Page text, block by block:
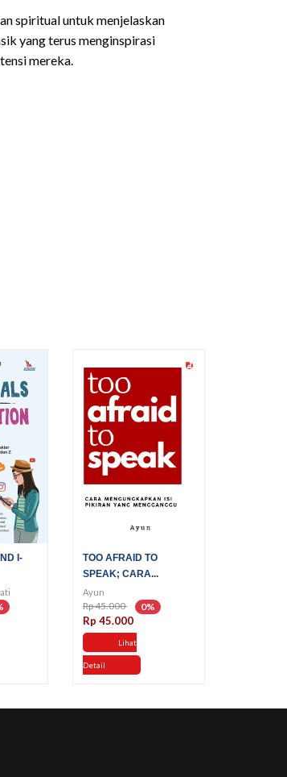
spiritual untuk menjelaskan
yang terus menginspirasi
mereka.
I-
TOO AFRAID TO
SPEAK; CARA...
Ayun
Rp 45.000 0%
Rp 45.000
Lihat
Detail